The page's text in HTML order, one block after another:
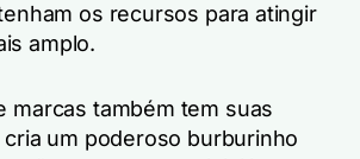
os recursos para atingir
amplo.
marcas também tem suas
um poderoso burburinho